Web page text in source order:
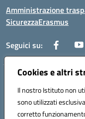
Cookies e altri
Il nostro Istituto non
sono utilizzati
corretto
Amministrazione
SicurezzaErasmus
Seguici su:
Centralino:0885.426034
Posta elettronica